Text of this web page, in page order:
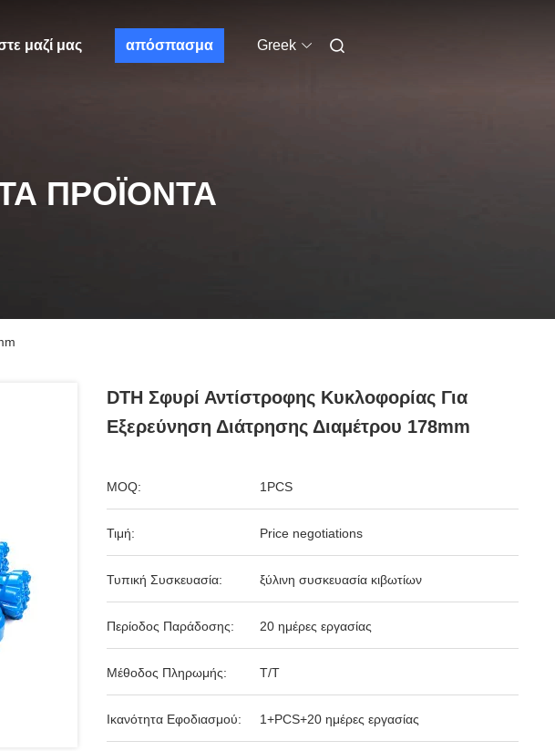
μαζί μας απόσπασμα Greek
ΠΡΟΪΌΝΤΑ
DTH Σφυρί Αντίστροφης Κυκλοφορίας Για
Εξερεύνηση Διάτρησης Διαμέτρου 178mm
MOQ: 1PCS
Τιμή: Price negotiations
Τυπική Συσκευασία: ξύλινη συσκευασία κιβωτίων
Περίοδος Παράδοσης: 20 ημέρες εργασίας
Μέθοδος Πληρωμής: T/T
Ικανότητα Εφοδιασμού: 1+PCS+20 ημέρες εργασίας